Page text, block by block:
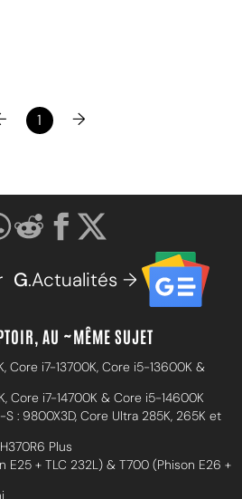
1 →
G.Actualités →
AU ~MÊME SUJET
Core i7-13700K, Core i5-13600K &
Core i7-14700K & Core i5-14600K
: 9800X3D, Core Ultra 285K, 265K et
Plus
E25 + TLC 232L) & T700 (Phison E26 +